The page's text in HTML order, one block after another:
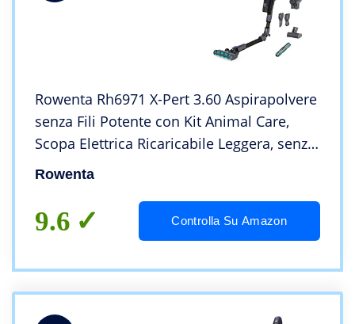
Rowenta Rh6971 X-Pert 3.60 Aspirapolvere
senza Fili Potente con Kit Animal Care,
Scopa Elettrica Ricaricabile Leggera, senza
Sacco, Tecnologia Flex, Autonomia 45 Min,
Rowenta
9.6 Controlla Su Amazon